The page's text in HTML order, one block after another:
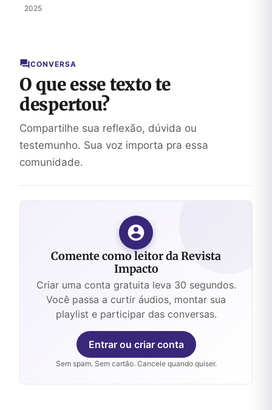
2025
CONVERSA
O que esse texto te
despertou?
Compartilhe sua reflexão, dúvida ou
testemunho. Sua voz importa pra essa
comunidade.
Comente como leitor da Revista
Impacto
Criar uma conta gratuita leva 30 segundos.
Você passa a curtir áudios, montar sua
playlist e participar das conversas.
Entrar ou criar conta
Sem spam. Sem cartão. Cancele quando quiser.